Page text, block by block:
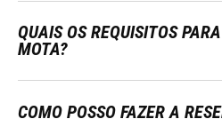
QUAIS OS REQUISITOS
MOTA?
COMO POSSO FAZER A